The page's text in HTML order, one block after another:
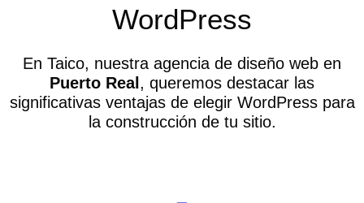
WordPress
En Taico, nuestra agencia de diseño web en
Puerto Real , queremos destacar las
significativas ventajas de elegir WordPress para
la construcción de tu sitio.